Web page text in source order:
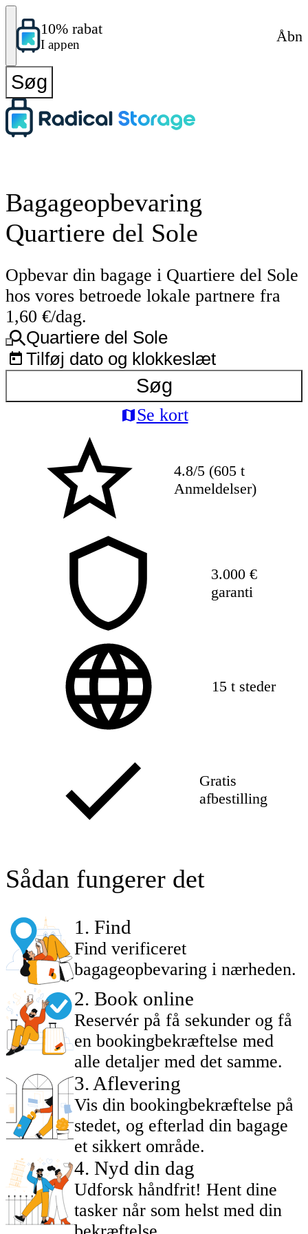
10% rabat
I appen
Åbn
Søg
Bagageopbevaring
Quartiere del Sole
Opbevar din bagage i Quartiere del Sole
hos vores betroede lokale partnere fra
1,60 €/dag.
Quartiere del Sole
Tilføj dato og klokkeslæt
Søg
Se kort
4.8/5 (605 t
Anmeldelser)
3.000 €
garanti
15 t steder
Gratis
afbestilling
Sådan fungerer det
1 . Find
Find verificeret
bagageopbevaring i nærheden.
2. Book online
Reservér på få sekunder og få
en bookingbekræftelse med
alle detaljer med det samme.
3. Aflevering
Vis din bookingbekræftelse på
stedet, og efterlad din bagage
et sikkert område.
4. Nyd din dag
Udforsk håndfrit! Hent dine
tasker når som helst med din